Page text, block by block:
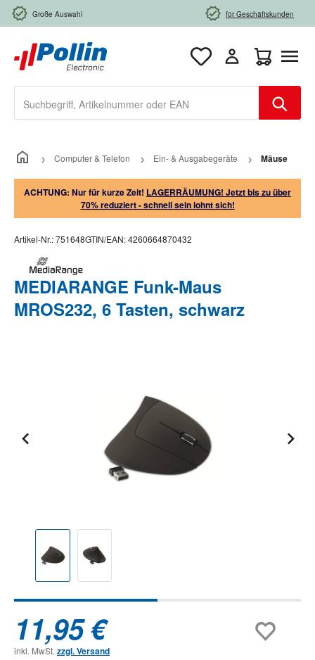
Zum Hauptinhalt springen
Große Auswahl für Geschäftskunden
Computer & Telefon Ein- & Ausgabegeräte Mäuse
ACHTUNG: Nur für kurze Zeit! LAGERRÄUMUNG! Jetzt bis zu über
70% reduziert - schnell sein lohnt sich!
Artikel-Nr.:751648GTIN/EAN:4260664870432
MEDIARANGE Funk-Maus
MROS232, 6 Tasten, schwarz
11,95 €
inkl. MwSt. zzgl. Versand